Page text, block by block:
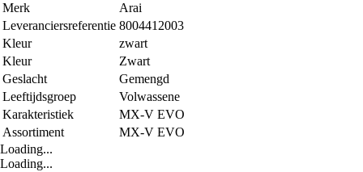
Merk
Arai
Leveranciersreferentie 8004412003
Kleur
zwart
Kleur
Zwart
Geslacht
Gemengd
Leeftijdsgroep
Volwassene
Karakteristiek
MX-V EVO
Assortiment
MX-V EVO
Loading...
Loading...